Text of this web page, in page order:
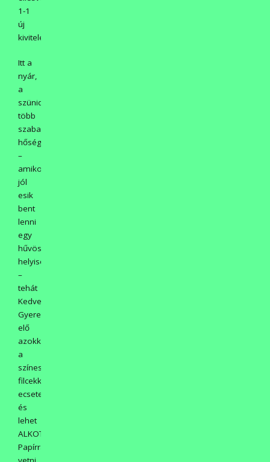
1-1
új
kivitelezést.
Itt a
nyár,
a
szünidő,
több
szabadidő,
hőség
–
amikor
jól
esik
bent
lenni
egy
hűvösebb
helyiségben
–
tehát
Kedves
Gyerekek
elő
azokkal
a
színesekkel,
filcekkel,
ecsetekkel,
és
lehet
ALKOTNI!
Papírra